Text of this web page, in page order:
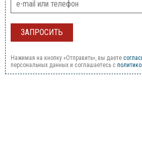
Нажимая на кнопку «Отправить», вы даете
персональных данных и соглашаетесь c